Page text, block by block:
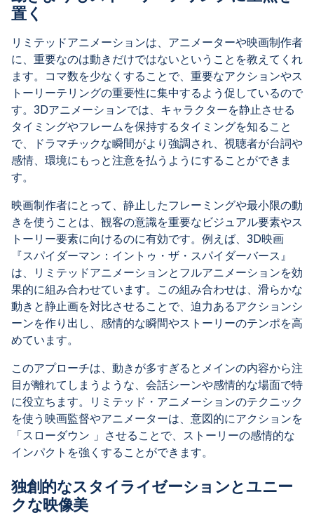
置く
リミテッドアニメーションは、アニメーターや映画制作者
に、重要なのは動きだけではないということを教えてくれ
ます。コマ数を少なくすることで、重要なアクションやス
トーリーテリングの重要性に集中するよう促しているので
す。3Dアニメーションでは、キャラクターを静止させる
タイミングやフレームを保持するタイミングを知ること
で、ドラマチックな瞬間がより強調され、視聴者が台詞や
感情、環境にもっと注意を払うようにすることができま
す。
映画制作者にとって、静止したフレーミングや最小限の動
きを使うことは、観客の意識を重要なビジュアル要素やス
トーリー要素に向けるのに有効です。例えば、3D映画
『スパイダーマン：イントゥ・ザ・スパイダーバース』
は、リミテッドアニメーションとフルアニメーションを効
果的に組み合わせています。この組み合わせは、滑らかな
動きと静止画を対比させることで、迫力あるアクションシ
ーンを作り出し、感情的な瞬間やストーリーのテンポを高
めています。
このアプローチは、動きが多すぎるとメインの内容から注
目が離れてしまうような、会話シーンや感情的な場面で特
に役立ちます。リミテッド・アニメーションのテクニック
を使う映画監督やアニメーターは、意図的にアクションを
「スローダウン 」させることで、ストーリーの感情的な
インパクトを強くすることができます。
独創的なスタイライゼーションとユニー
クな映像美